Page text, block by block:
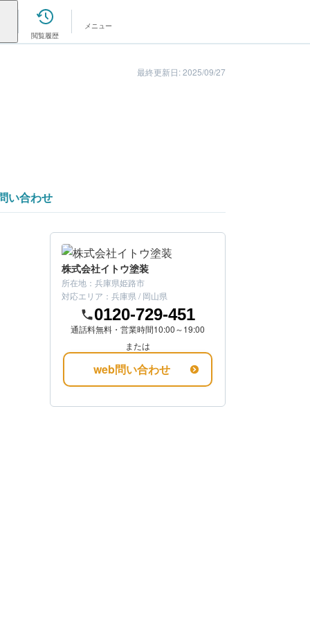
閲覧履歴
メニュー
最終更新日: 2025/09/27
い合わせ
株式会社イトウ塗装
所在地： 兵庫県姫路市
対応エリア： 兵庫県 / 岡山県
0120-729-451
通話料無料・営業時間10:00～19:00
または
web問い合わせ